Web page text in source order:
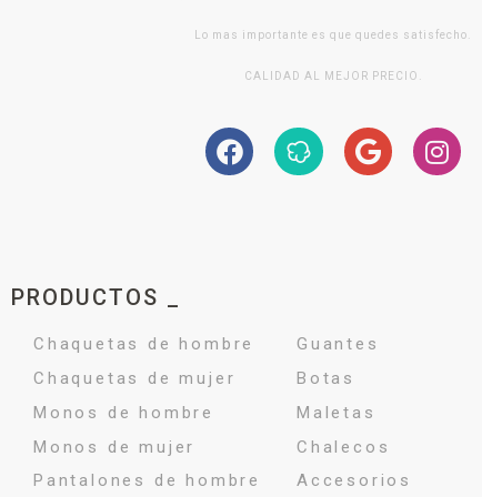
Lo mas importante es que quedes satisfecho.
CALIDAD AL MEJOR PRECIO.
PRODUCTOS _
Chaquetas de hombre
Chaquetas de mujer
Monos de hombre
Monos de mujer
Pantalones de hombre
Guantes
Botas
Maletas
Chalecos
Accesorios